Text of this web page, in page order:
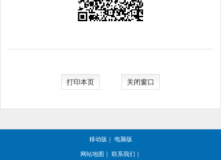
打印本页 关闭窗口
移动版 ｜ 电脑版
网站地图 ｜ 联系我们 ｜